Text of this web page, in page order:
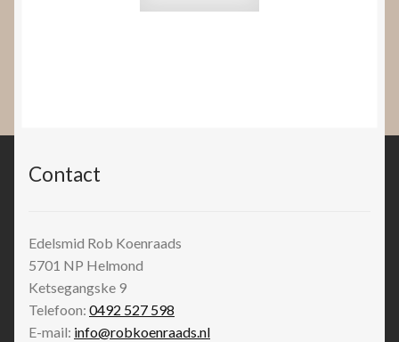
Contact
Edelsmid Rob Koenraads
5701 NP Helmond
Ketsegangske 9
Telefoon: 0492 527 598
E-mail: info@robkoenraads.nl